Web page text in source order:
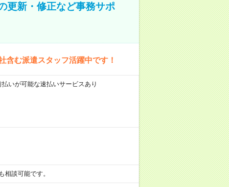
更新・修正など事務サポ
含む派遣スタッフ活躍中です！
いが可能な速払いサービスあり
談可能です。